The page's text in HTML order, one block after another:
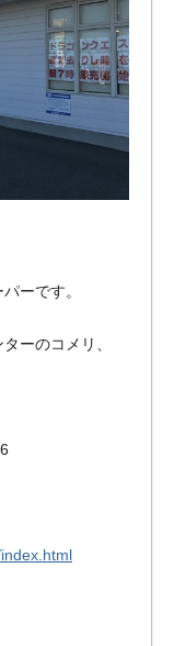
ーです。
ーのコメリ、